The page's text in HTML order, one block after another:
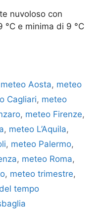
nuvoloso con
°C e minima di 9 °C
meteo Aosta, meteo
Cagliari, meteo
, meteo Firenze,
, meteo L’Aquila,
, meteo Palermo,
, meteo Roma,
, meteo trimestre,
tempo